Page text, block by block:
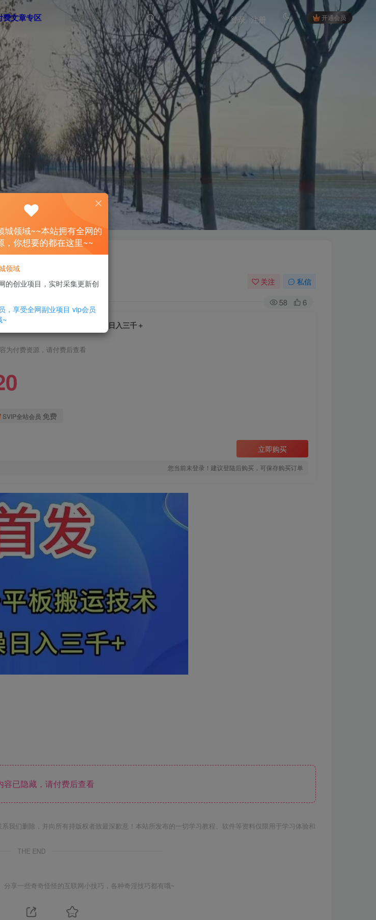
费文章专区 开通会员
登录 注册
关注 私信
58 6
发：视频号平板搬运技术，实操日入三千＋
为付费资源，请付费后查看
SVIP全站会员 免费
立即购买
您当前未登录！建议登陆后购买，可保存购买订单
容已隐藏，请付费后查看
我们删除，并向所有持版权者致最深歉意！本站所发布的一切学习教程、软件等资料仅限用于学习体验和
THE END
享一些奇奇怪怪的互联网小技巧，各种奇淫技巧都有哦~
城领域~~本站拥有全网的
，你想要的都在这里~~
领域
的创业项目，实时采集更新创
，享受全网副业项目 vip会员
~